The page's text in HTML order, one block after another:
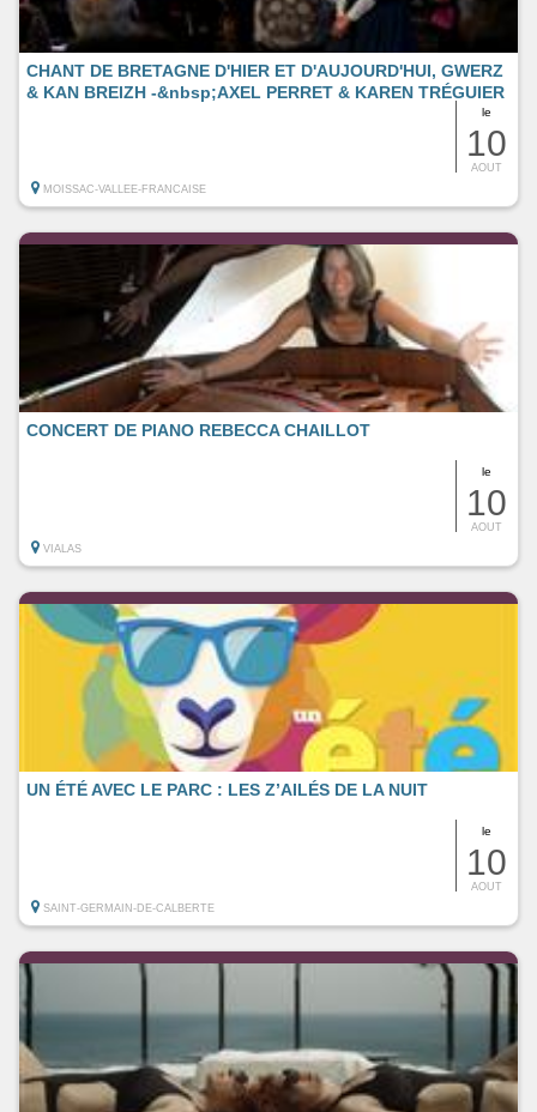
le
10
AOUT
CHANT DE BRETAGNE D'HIER ET D'AUJOURD'HUI, GWERZ
& KAN BREIZH -&nbsp;AXEL PERRET & KAREN TRÉGUIER
MOISSAC-VALLEE-FRANCAISE
le
10
AOUT
CONCERT DE PIANO REBECCA CHAILLOT
VIALAS
le
10
AOUT
UN ÉTÉ AVEC LE PARC : LES Z’AILÉS DE LA NUIT
SAINT-GERMAIN-DE-CALBERTE